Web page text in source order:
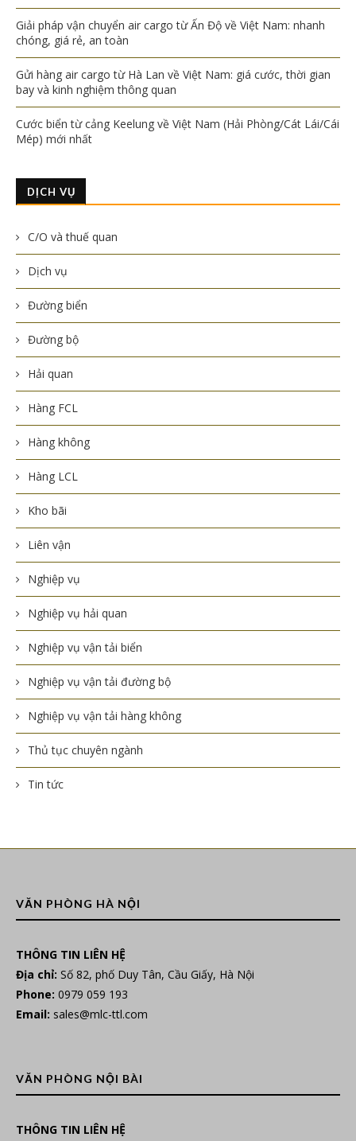
Giải pháp vận chuyển air cargo từ Ấn Độ về Việt Nam: nhanh
chóng, giá rẻ, an toàn
Gửi hàng air cargo từ Hà Lan về Việt Nam: giá cước, thời gian
bay và kinh nghiệm thông quan
Cước biển từ cảng Keelung về Việt Nam (Hải Phòng/Cát Lái/Cái
Mép) mới nhất
DỊCH VỤ
C/O và thuế quan
Dịch vụ
Đường biển
Đường bộ
Hải quan
Hàng FCL
Hàng không
Hàng LCL
Kho bãi
Liên vận
Nghiệp vụ
Nghiệp vụ hải quan
Nghiệp vụ vận tải biển
Nghiệp vụ vận tải đường bộ
Nghiệp vụ vận tải hàng không
Thủ tục chuyên ngành
Tin tức
VĂN PHÒNG HÀ NỘI
THÔNG TIN LIÊN HỆ
Địa chỉ: Số 82, phố Duy Tân, Cầu Giấy, Hà Nội
Phone: 0979 059 193
Email: sales@mlc-ttl.com
VĂN PHÒNG NỘI BÀI
THÔNG TIN LIÊN HỆ